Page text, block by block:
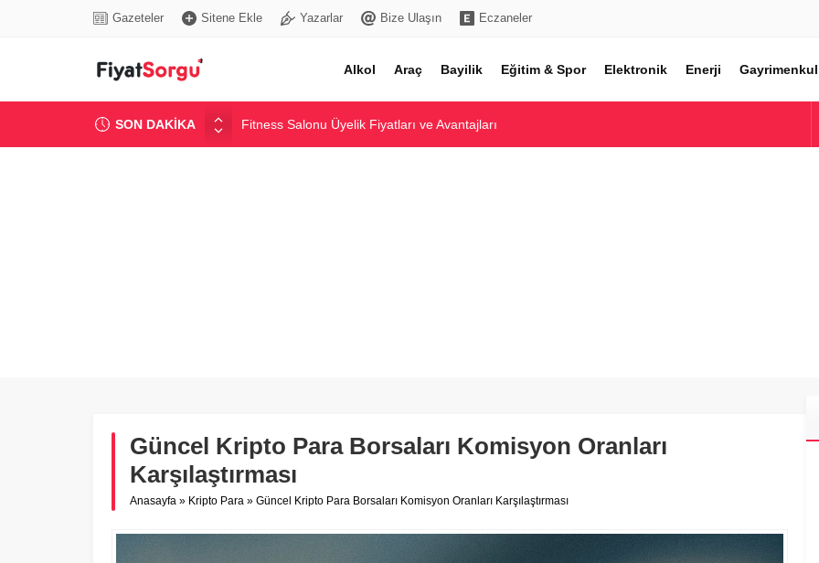
Gazeteler Sitene Ekle Yazarlar Bize Ulaşın Eczaneler
Alkol Araç Bayilik Eğitim & Spor Elektronik Enerji Gayrimenkul
SON DAKİKA
Fitness Salonu Üyelik Fiyatları ve Avantajları
Kablosuz Kulaklık Fiyatları ve En İyi Modeller
Güncel Kripto Para Borsaları Komisyon Oranları
Karşılaştırması
Anasayfa » Kripto Para » Güncel Kripto Para Borsaları Komisyon Oranları Karşılaştırması